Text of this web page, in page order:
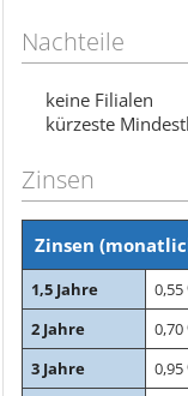
Nachteile
keine Filialen
kürzeste
Zinsen
Zinsen
1,5 Jahre
0,55
2 Jahre
0,70
3 Jahre
0,95